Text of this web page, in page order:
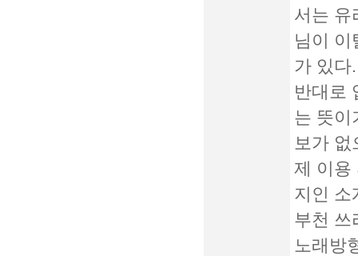
서는 유
님이 이
가 있다.
반대로
는 뜻이
보가 없
제 이용
지인 소
부천 쓰
노래방